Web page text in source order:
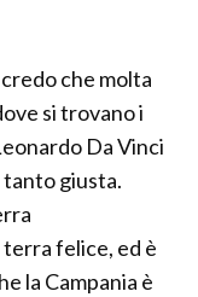
che molta
si trovano i
Da Vinci
giusta.
felice, ed è
la Campania è